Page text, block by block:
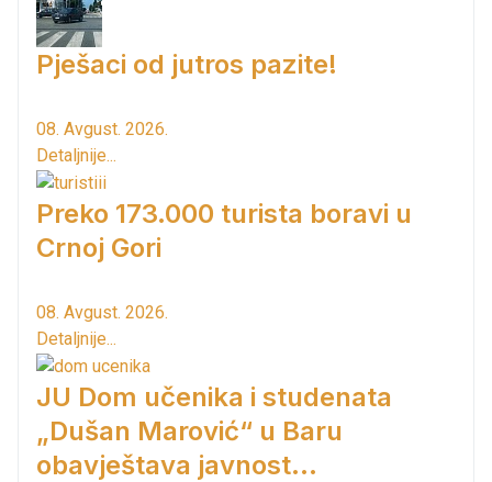
Pješaci od jutros pazite!
08. Avgust. 2026.
Detaljnije...
Preko 173.000 turista boravi u
Crnoj Gori
08. Avgust. 2026.
Detaljnije...
JU Dom učenika i studenata
„Dušan Marović“ u Baru
obavještava javnost...